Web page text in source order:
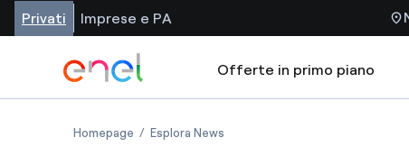
Privati Imprese e PA
Offerte in primo piano
Homepage Esplora News